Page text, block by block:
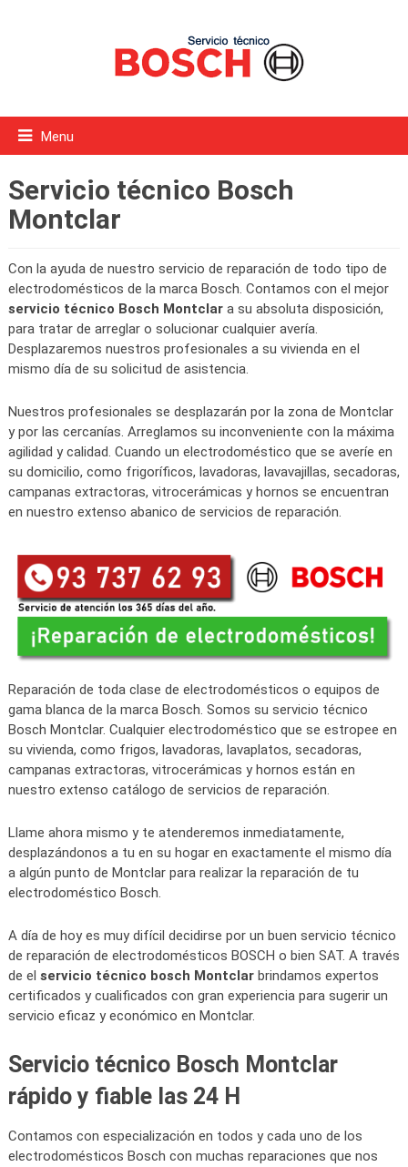
Menu
Servicio técnico Bosch
Montclar
Con la ayuda de nuestro servicio de reparación de todo tipo de
electrodomésticos de la marca Bosch. Contamos con el mejor
servicio técnico Bosch Montclara su absoluta disposición,
para tratar de arreglar o solucionar cualquier avería.
Desplazaremos nuestros profesionales a su vivienda en el
mismo día de su solicitud de asistencia.
Nuestros profesionales se desplazarán por la zona de Montclar
y por las cercanías. Arreglamos su inconveniente con la máxima
agilidad y calidad. Cuando un electrodoméstico que se averíe en
su domicilio, como frigoríficos, lavadoras, lavavajillas, secadoras,
campanas extractoras, vitrocerámicas y hornos se encuentran
en nuestro extenso abanico de servicios de reparación.
Reparación de toda clase de electrodomésticos o equipos de
gama blanca de la marca Bosch. Somos su servicio técnico
Bosch Montclar. Cualquier electrodoméstico que se estropee en
su vivienda, como frigos, lavadoras, lavaplatos, secadoras,
campanas extractoras, vitrocerámicas y hornos están en
nuestro extenso catálogo de servicios de reparación.
Llame ahora mismo y te atenderemos inmediatamente,
desplazándonos a tu en su hogar en exactamente el mismo día
a algún punto de Montclar para realizar la reparación de tu
electrodoméstico Bosch.
A día de hoy es muy difícil decidirse por un buen servicio técnico
de reparación de electrodomésticos BOSCH o bien SAT. A través
de el servicio técnico bosch Montclarbrindamos expertos
certificados y cualificados con gran experiencia para sugerir un
servicio eficaz y económico en Montclar.
Servicio técnico Bosch Montclar
rápido y fiable las 24 H
Contamos con especialización en todos y cada uno de los
electrodomésticos Bosch con muchas reparaciones que nos